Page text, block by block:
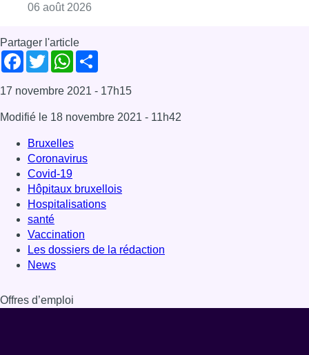
06 août 2026
Partager l'article
Facebook
TwitterWhatsApp
17 novembre 2021 - 17h15
Modifié le 18 novembre 2021 - 11h42
Bruxelles
Coronavirus
Covid-19
Hôpitaux bruxellois
Hospitalisations
santé
Vaccination
Les dossiers de la rédaction
News
Offres d’emploi